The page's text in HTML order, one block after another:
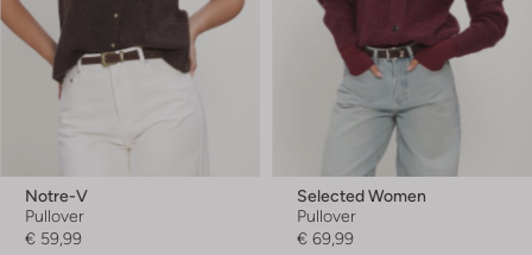
Notre-V
Pullover
€ 59,99
Selected Women
Pullover
€ 69,99